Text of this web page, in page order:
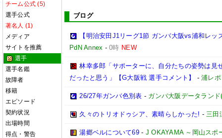
チーム公式 (5)
選手公式
著名人 (1)
メディア
サイトを推薦
選手
選手名鑑
故障者
移籍
エピソード
契約状況
出場時間
得点・警告
ブログ
【明治安田J1リーグ1節 ガンバ大阪vs浦和レ
PdN Annex -0時 NEW
林幸多郎「サポーターに、自分たちの姿勢は見
だったと思う」【G大阪戦 選手コメント】
-浦レ
26/27年ガンバ色別表 - ガンバ大阪データラン
久々のトリオドゥシア、素晴らしかった! -三田
湯郷ベルについて69- J OKAYAMA ～岡山スポ